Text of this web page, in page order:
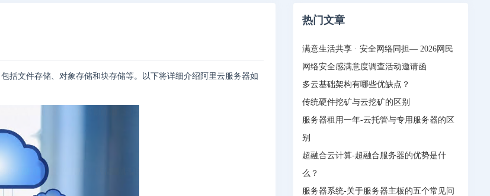
括文件存储、对象存储和块存储等。以下将详细介绍阿里云服务器如
热门文章
满意生活共享 · 安全网络同担— 2026网民
网络安全感满意度调查活动邀请函
多云基础架构有哪些优缺点？
传统硬件挖矿与云挖矿的区别
服务器租用一年-云托管与专用服务器的区
别
超融合云计算-超融合服务器的优势是什
么？
服务器系统-关于服务器主板的五个常见问